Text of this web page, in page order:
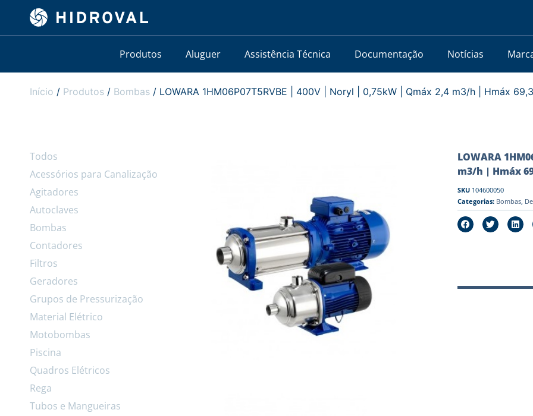
Produtos Aluguer Assistência Técnica Documentação Notícias
Início / Produtos / Bombas / LOWARA 1HM06P07T5RVBE | 400V | Noryl | 0,75kW | Qmáx 2,4 m3/h | Hmáx
Todos
Acessórios para Canalização
Agitadores
Autoclaves
Bombas
Contadores
Filtros
Geradores
Grupos de Pressurização
Material Elétrico
Motobombas
Piscina
Quadros Elétricos
Rega
Tubos e Mangueiras
LOWARA
m3/h | Hmáx
SKU 104600050
Categorias: Bombas,